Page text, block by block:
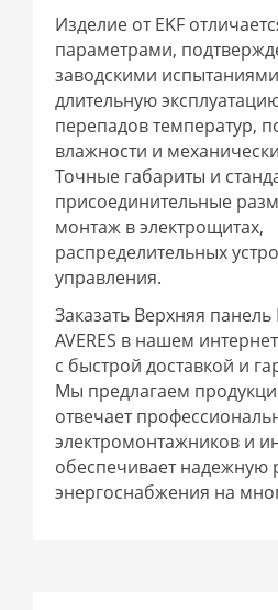
Изделие от EKF
параметрами,
заводскими
длительную
перепадов температур,
влажности и
Точные габариты и
присоединительные
монтаж в электрощитах,
распределительных
управления.
Заказать Верхняя
AVERES в нашем
с быстрой доставкой и
Мы предлагаем
отвечает
электромонтажников и
обеспечивает надежную
энергоснабжения на